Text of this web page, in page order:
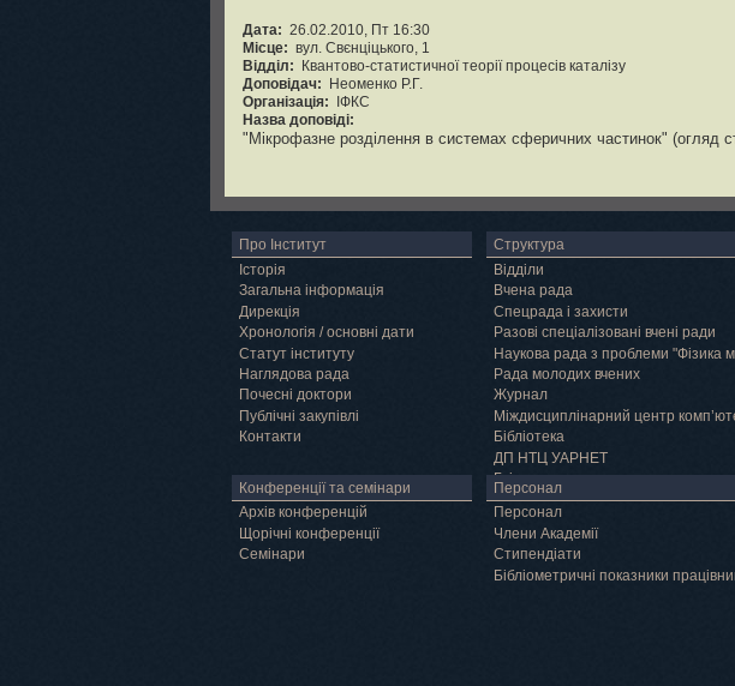
Дата: 26.02.2010, Пт 16:30
Місце: вул. Свєнціцького, 1
Відділ:
Квантово-статистичної теорії процесів каталізу
Доповідач:
Неоменко Р.Г.
Організація:
ІФКС
Назва доповіді:
"Мікрофазне розділення в системах сферичних частинок" (огляд
Про Інститут
Історія
Загальна інформація
Дирекція
Хронологія / основні дати
Статут інституту
Наглядова рада
Почесні доктори
Публічні закупівлі
Контакти
Структура
Відділи
Вчена рада
Спецрада і захисти
Разові спеціалізовані вчені ради
Наукова рада з проблеми "Фізика
Рада молодих вчених
Журнал
Міждисциплінарний центр
Бібліотека
ДП НТЦ УАРНЕТ
Грід
Конференції та семінари
Архів конференцій
Щорічні конференції
Семінари
Персонал
Персонал
Члени Академії
Cтипендіати
Бібліометричні показники